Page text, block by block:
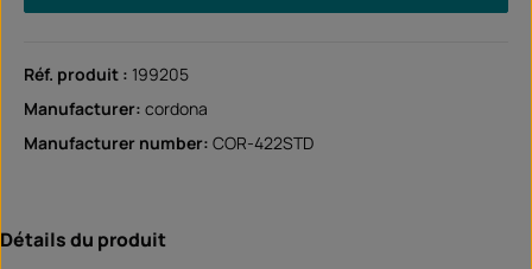
Réf. produit : 199205
Manufacturer: cordona
Manufacturer number: COR-422STD
Détails du produit